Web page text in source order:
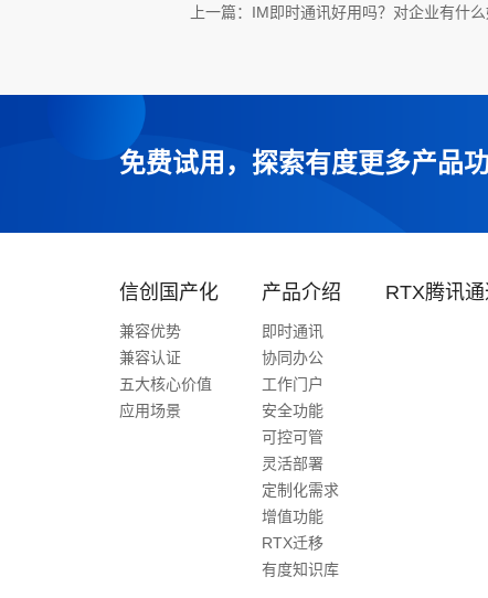
上一篇： IM即时通讯好用吗？对企业有什么
免费试用，探索有度更多产品
信创国产化
兼容优势
兼容认证
五大核心价值
应用场景
产品介绍
即时通讯
协同办公
工作门户
安全功能
可控可管
灵活部署
定制化需求
增值功能
RTX迁移
有度知识库
RTX腾讯